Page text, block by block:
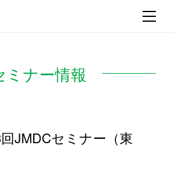
ミナー情報
JMDCセミナー（東